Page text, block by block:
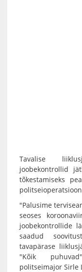
Tavalise
joobekontrollid
tõkestamiseks
"Palusime
seoses
joobekontrollide
saadud
tavapärase
"Kõik
politseimajor Sirle